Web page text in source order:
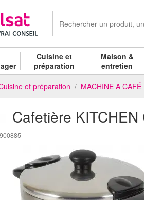
Cuisine et
préparation
Maison &
entretien
et préparation MACHINE A CAFÉ
Cafetière